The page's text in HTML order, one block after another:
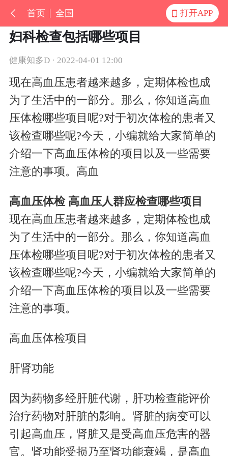
首页 全国 打开APP
妇科检查包括哪些项目
健康知多D · 2022-04-01 12:00
现在高血压患者越来越多，定期体检也成
为了生活中的一部分。那么，你知道高血
压体检哪些项目呢?对于初次体检的患者又
该检查哪些呢?今天，小编就给大家简单的
介绍一下高血压体检的项目以及一些需要
注意的事项。高血
高血压体检 高血压人群应检查哪些项目
现在高血压患者越来越多，定期体检也成
为了生活中的一部分。那么，你知道高血
压体检哪些项目呢?对于初次体检的患者又
该检查哪些呢?今天，小编就给大家简单的
介绍一下高血压体检的项目以及一些需要
注意的事项。
高血压体检项目
肝肾功能
因为药物多经肝脏代谢，肝功检查能评价
治疗药物对肝脏的影响。肾脏的病变可以
引起高血压，肾脏又是受高血压危害的器
官。肾功能受损乃至肾功能衰竭，是高血